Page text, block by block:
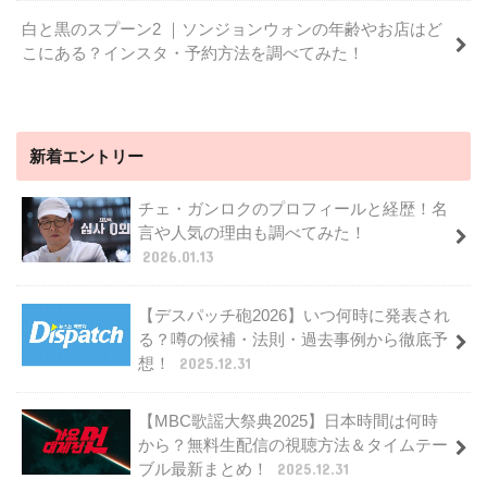
白と黒のスプーン2 ｜ソンジョンウォンの年齢やお店はど
こにある？インスタ・予約方法を調べてみた！
新着エントリー
チェ・ガンロクのプロフィールと経歴！名
言や人気の理由も調べてみた！
2026.01.13
【デスパッチ砲2026】いつ何時に発表され
る？噂の候補・法則・過去事例から徹底予
想！
2025.12.31
【MBC歌謡大祭典2025】日本時間は何時
から？無料生配信の視聴方法＆タイムテー
ブル最新まとめ！
2025.12.31